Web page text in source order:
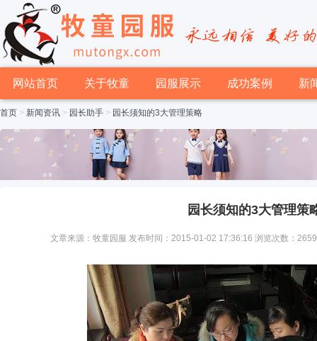
网站首页 关于牧童 园服展示 成功案例 新
首页 > 新闻资讯 > 园长助手 > 园长须知的3大管理策略
园长须知的3大管理策
文章来源：牧童园服 发布时间：2015-01-02 17:36:16 浏览次数：2659